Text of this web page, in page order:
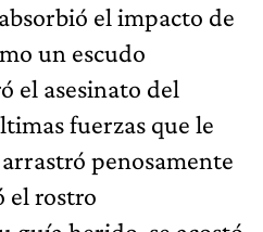
el impacto de
un escudo
el asesinato del
fuerzas que le
penosamente
el rostro